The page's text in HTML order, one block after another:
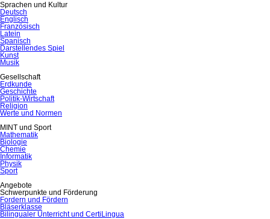
Sprachen und Kultur
Deutsch
Englisch
Französisch
Latein
Spanisch
Darstellendes Spiel
Kunst
Musik
Gesellschaft
Erdkunde
Geschichte
Politik-Wirtschaft
Religion
Werte und Normen
MINT und Sport
Mathematik
Biologie
Chemie
Informatik
Physik
Sport
Angebote
Schwerpunkte und Förderung
Fordern und Fördern
Bläserklasse
Bilingualer Unterricht und CertiLingua